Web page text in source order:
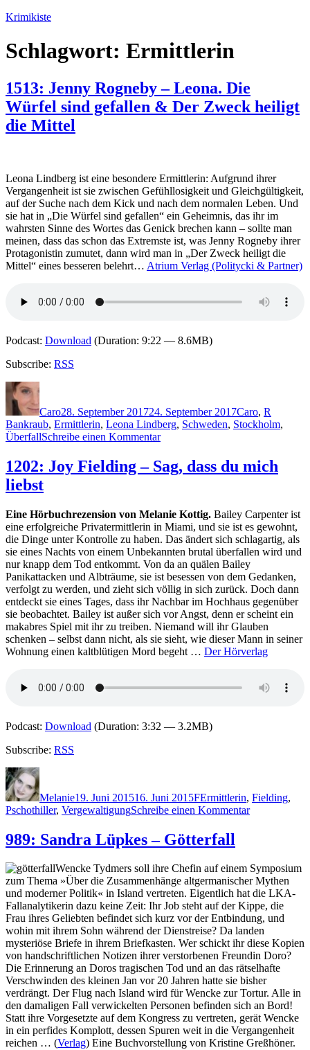
Zum
springen
Krimikiste
Schlagwort: Ermittlerin
1513: Jenny Rogneby – Leona. Die
Würfel sind gefallen & Der Zweck heiligt
die Mittel
Leona Lindberg ist eine besondere Ermittlerin: Aufgrund ihrer
Vergangenheit ist sie zwischen Gefühllosigkeit und Gleichgültigkeit,
auf der Suche nach dem Kick und nach dem normalen Leben. Und
sie hat in „Die Würfel sind gefallen“ ein Geheimnis, das ihr im
wahrsten Sinne des Wortes das Genick brechen kann – sollte man
meinen, dass das schon das Extremste ist, was Jenny Rogneby ihrer
Protagonistin zumutet, dann wird man in „Der Zweck heiligt die
Mittel“ eines besseren belehrt… Atrium Verlag (Politycki & Partner)
Podcast: Download (Duration: 9:22 — 8.6MB)
Subscribe: RSS
Autor
Caro28. September 201724. September 2017Caro, R
Bankraub, Ermittlerin, Leona Lindberg, Schweden, Stockholm,
ÜberfallSchreibe einen Kommentarzu
Jenny
Rogneby
Die
Würfel
sind
gefallen
&
Der
Zweck
heiligt
die
Mittel
1202: Joy Fielding – Sag, dass du mich
liebst
Eine Hörbuchrezension von Melanie Kottig. Bailey Carpenter ist
eine erfolgreiche Privatermittlerin in Miami, und sie ist es gewohnt,
die Dinge unter Kontrolle zu haben. Das ändert sich schlagartig, als
sie eines Nachts von einem Unbekannten brutal überfallen wird und
nur knapp dem Tod entkommt. Von da an quälen Bailey
Panikattacken und Albträume, sie ist besessen von dem Gedanken,
verfolgt zu werden, und zieht sich völlig in sich zurück. Doch dann
entdeckt sie eines Tages, dass ihr Nachbar im Hochhaus gegenüber
sie beobachtet. Bailey ist außer sich vor Angst, denn er scheint ein
makabres Spiel mit ihr zu treiben. Niemand will ihr Glauben
schenken – selbst dann nicht, als sie sieht, wie dieser Mann in seiner
Wohnung einen kaltblütigen Mord begeht … Der Hörverlag
Podcast: Download (Duration: 3:32 — 3.2MB)
Subscribe: RSS
Autor
Melanie19. Juni 201516. Juni 2015FErmittlerin, Fielding,
Pschothiller, VergewaltigungSchreibe einen Kommentarzu
Sag,
dass
du
mich
liebst
989: Sandra Lüpkes – Götterfall
Wencke Tydmers soll ihre Chefin auf einem Symposium
zum Thema »Über die Zusammenhänge altgermanischer Mythen
und moderner Politik« in Island vertreten. Eigentlich hat die LKA-
Fallanalytikerin dazu keine Zeit: Ihr Job steht auf der Kippe, die
Frau ihres Geliebten befindet sich kurz vor der Entbindung, und
wohin mit ihrem Sohn während der Dienstreise? Da landen
mysteriöse Briefe in ihrem Briefkasten. Wer schickt ihr diese Kopien
von handschriftlichen Notizen ihrer verstorbenen Freundin Doro?
Die Erinnerung an Doros tragischen Tod und an das rätselhafte
Verschwinden des kleinen Jan vor 20 Jahren hatte sie bisher
verdrängt. Der Flug nach Island wird für Wencke zur Tortur. Alle in
den damaligen Fall verwickelten Personen befinden sich an Bord!
Statt ihre Vorgesetzte auf dem Kongress zu vertreten, gerät Wencke
in ein perfides Komplott, dessen Spuren weit in die Vergangenheit
reichen … (Verlag) Eine Buchvorstellung von Kristine Greßhöner.